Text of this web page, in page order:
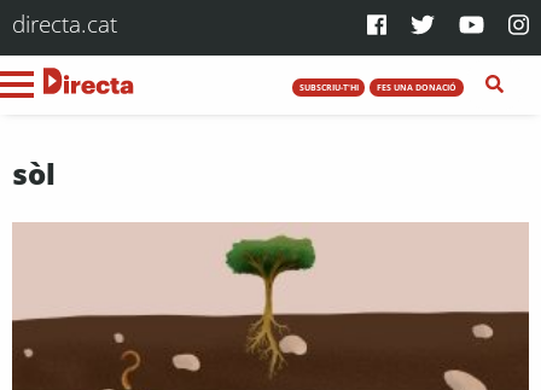
directa.cat
SUBSCRIU-T'HI FES UNA DONACIÓ
sòl